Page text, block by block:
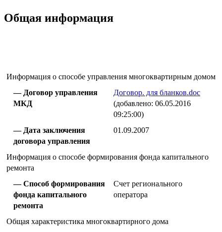
Общая информация
Информация о способе управления многоквартирным домом
Договор управления
МКД
Договор. для бланков.doc
(добавлено: 06.05.2016
09:25:00)
Дата заключения
договора управления
01.09.2007
Информация о способе формирования фонда капитального
ремонта
Способ формирования
фонда капитального
ремонта
Счет регионального
оператора
Общая характеристика многоквартирного дома